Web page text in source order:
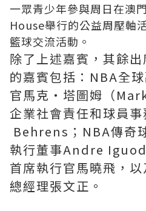
一眾青少年參與周日在澳
House舉行的公益周壓軸
籃球交流活動。
除了上述嘉賓，其餘
的嘉賓包括：NBA全
官馬克‧塔圖姆（
企業社會責任和球員
Behrens；NBA傳奇
執行董事Andre
首席執行官馬曉飛，
總經理張文正。